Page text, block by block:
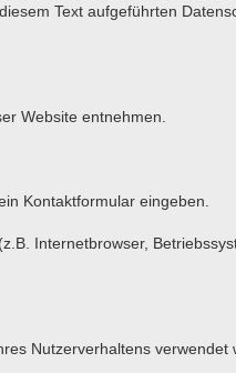
Text aufgeführten
Website entnehmen.
Kontaktformular eingeben.
Internetbrowser,
Nutzerverhaltens verwendet